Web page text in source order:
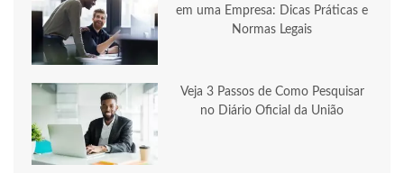
em uma Empresa: Dicas Práticas e
Normas Legais
Veja 3 Passos de Como Pesquisar
no Diário Oficial da União